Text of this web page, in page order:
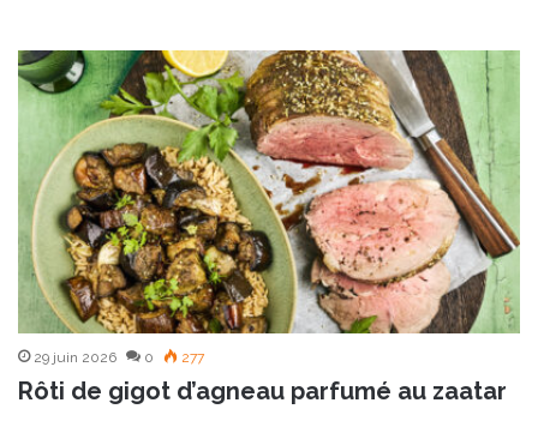
29 juin 2026 0 277
Rôti de gigot d’agneau parfumé au zaatar